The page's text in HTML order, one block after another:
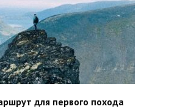
для первого похода